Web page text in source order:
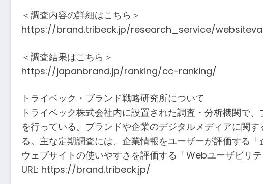
＜調査内容の詳細はこちら＞
https://brand.tribeck.jp/research_service/
＜調査結果はこちら＞
https://japanbrand.jp/ranking/cc-ranking/
トライベック・ブランド戦略研究所について
トライベック株式会社内に設置された調査・分析機関で
を行っている。ブランドや企業のデジタルメディアに関
る。主な定期調査には、企業情報をユーザーが評価する
ウェブサイトの使いやすさを評価する「Webユーザビリテ
URL: https://brand.tribeck.jp/